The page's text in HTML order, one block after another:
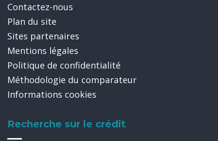
Contactez-nous
Plan du site
Sites partenaires
Mentions légales
Politique de confidentialité
Méthodologie du comparateur
Informations cookies
Recherche sur le crédit